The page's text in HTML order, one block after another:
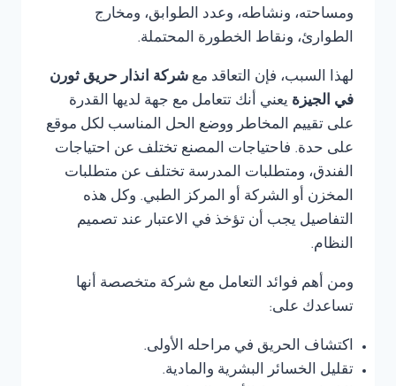
ومساحته، ونشاطه، وعدد الطوابق، ومخارج
الطوارئ، ونقاط الخطورة المحتملة.
لهذا السبب، فإن التعاقد مع شركة انذار حريق ثورن
في الجيزة يعني أنك تتعامل مع جهة لديها القدرة
على تقييم المخاطر ووضع الحل المناسب لكل موقع
على حدة. فاحتياجات المصنع تختلف عن احتياجات
الفندق، ومتطلبات المدرسة تختلف عن متطلبات
المخزن أو الشركة أو المركز الطبي. وكل هذه
التفاصيل يجب أن تؤخذ في الاعتبار عند تصميم
النظام.
ومن أهم فوائد التعامل مع شركة متخصصة أنها
تساعدك على:
اكتشاف الحريق في مراحله الأولى.
تقليل الخسائر البشرية والمادية.